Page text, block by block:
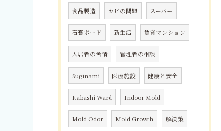
食品製造 カビの問題 スーパー
石膏ボード 新生活 賃貸マンション
入居者の苦情 管理者の相談
Suginami 医療施設 健康と安全
Itabashi Ward Indoor Mold
Mold Odor Mold Growth 解決策